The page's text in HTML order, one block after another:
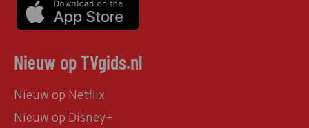
Nieuw op TVgids.nl
Nieuw op Netflix
Nieuw op Disney+